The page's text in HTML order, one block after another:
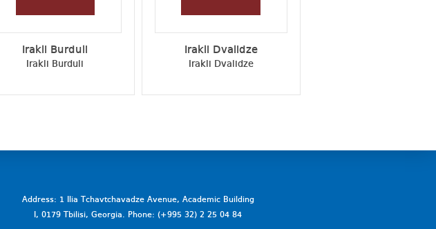
Irakli Burduli
Irakli Burduli
Irakli Dvalidze
Irakli Dvalidze
Address: 1 Ilia Tchavtchavadze Avenue, Academic Building
I, 0179 Tbilisi, Georgia. Phone: (+995 32) 2 25 04 84